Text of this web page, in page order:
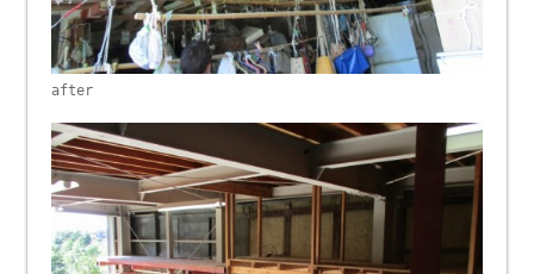
after